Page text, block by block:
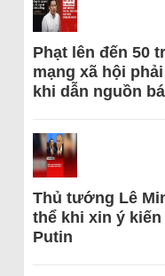
Phạt lên đến 50
mạng xã hội
khi dẫn nguồn
Thủ tướng Lê
thể khi xin ý
Putin